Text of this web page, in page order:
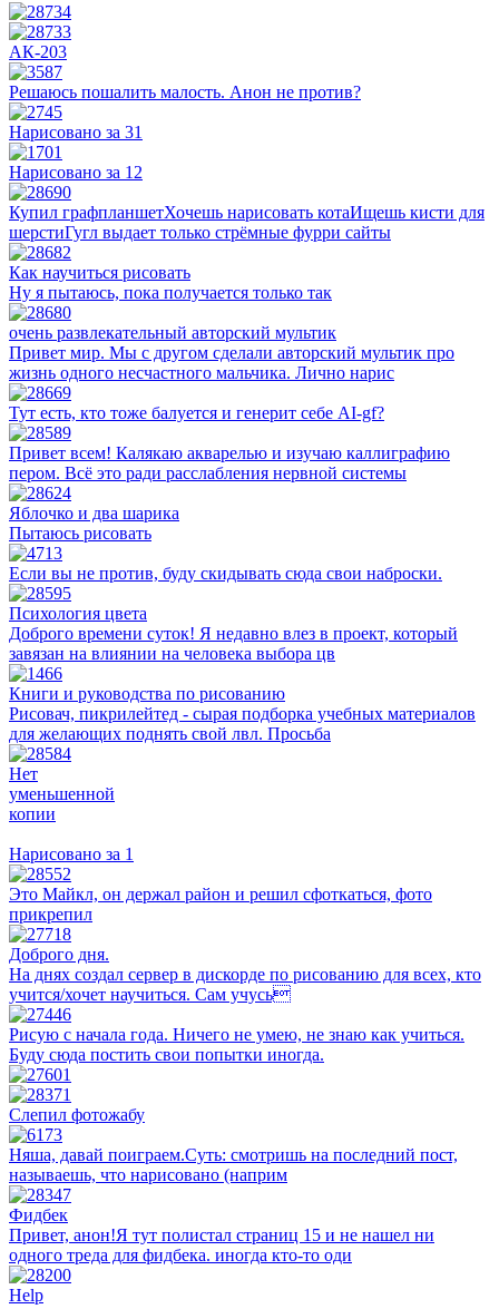
АК-203
Решаюсь пошалить малость. Анон не против?
Нарисовано за 31
Нарисовано за 12
Купил графпланшетХочешь нарисовать котаИщешь кисти для
шерстиГугл выдает только стрёмные фурри сайты
Как научиться рисовать
Ну я пытаюсь, пока получается только так
очень развлекательный авторский мультик
Привет мир. Мы с другом сделали авторский мультик про
жизнь одного несчастного мальчика. Лично нарис
Тут есть, кто тоже балуется и генерит себе AI-gf?
Привет всем! Калякаю акварелью и изучаю каллиграфию
пером. Всё это ради расслабления нервной системы
Яблочко и два шарика
Пытаюсь рисовать
Если вы не против, буду скидывать сюда свои наброски.
Психология цвета
Доброго времени суток! Я недавно влез в проект, который
завязан на влиянии на человека выбора цв
Книги и руководства по рисованию
Рисовач, пикрилейтед - сырая подборка учебных материалов
для желающих поднять свой лвл. Просьба
Нет
уменьшенной
копии
Нарисовано за 1
Это Майкл, он держал район и решил сфоткаться, фото
прикрепил
Доброго дня.
На днях создал сервер в дискорде по рисованию для всех, кто
учится/хочет научиться. Сам учусь
Рисую с начала года. Ничего не умею, не знаю как учиться.
Буду сюда постить свои попытки иногда.
Слепил фотожабу
Няша, давай поиграем.Суть: смотришь на последний пост,
называешь, что нарисовано (наприм
Фидбек
Привет, анон!Я тут полистал страниц 15 и не нашел ни
одного треда для фидбека. иногда кто-то оди
Hеlp